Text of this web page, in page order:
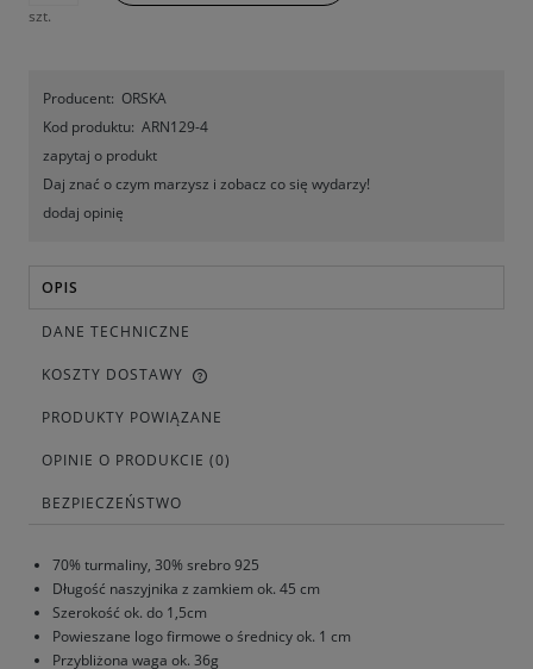
szt.
Producent: ORSKA
Kod produktu: ARN129-4
zapytaj o produkt
Daj znać o czym marzysz i zobacz co się wydarzy!
dodaj opinię
OPIS
DANE TECHNICZNE
KOSZTY DOSTAWY
PRODUKTY POWIĄZANE
OPINIE O PRODUKCIE (0)
BEZPIECZEŃSTWO
70% turmaliny, 30% srebro 925
Długość naszyjnika z zamkiem ok. 45 cm
Szerokość ok. do 1,5cm
Powieszane logo firmowe o średnicy ok. 1 cm
Przybliżona waga ok. 36g